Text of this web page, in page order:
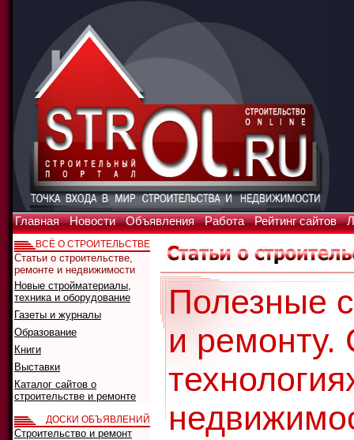
Главная Новости Объявления Работа Рейтинг сайтов
Полезные
и ремонту.
ВСЁ О СТРОИТЕЛЬСТВЕ
Статьи о строительстве,
ремонте и недвижимости
Новые стройматериалы,
техника и оборудование
Газеты и журналы
Образование
Книги
Выставки
Каталог сайтов о
строительстве и ремонте
ДОСКИ ОБЪЯВЛЕНИЙ
Строительство и ремонт